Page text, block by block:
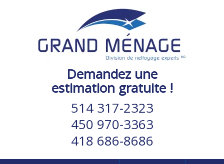
Demandez une
estimation gratuite !
514 317-2323
450 970-3363
418 686-8686